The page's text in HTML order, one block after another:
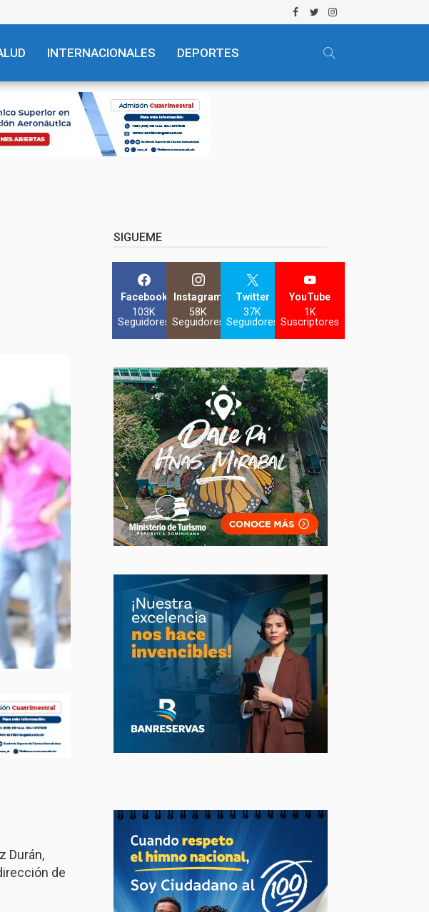
INTERNACIONALES DEPORTES
Durán,
de
SIGUEME
Facebook
103K
Seguidores
Instagram
58K
Seguidores
Twitter
37K
Seguidores
YouTube
1K
Suscriptores